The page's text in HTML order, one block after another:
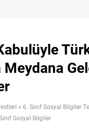
» 6. Sınıf Sosyal Bilgiler
Sosyal Bilgiler